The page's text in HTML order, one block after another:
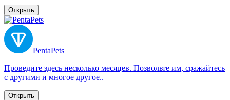
Открыть
PentaPets
Проведите здесь несколько месяцев. Позвольте им, сражайтесь
с другими и многое другое..
Открыть